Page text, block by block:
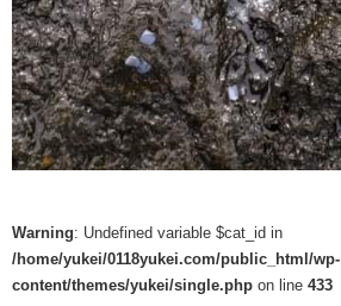
Warning: Undefined variable $cat_id in
/home/yukei/0118yukei.com/public_html/wp-
content/themes/yukei/single.php on line 433